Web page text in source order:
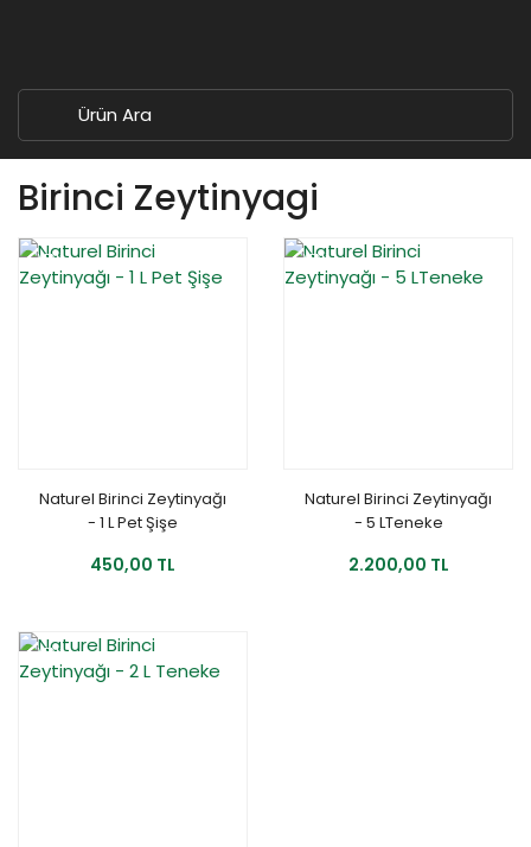
Birinci Zeytinyagi
YENİ
Naturel Birinci Zeytinyağı
- 1 L Pet Şişe
450,00 TL
YENİ
Naturel Birinci Zeytinyağı
- 5 LTeneke
2.200,00 TL
YENİ